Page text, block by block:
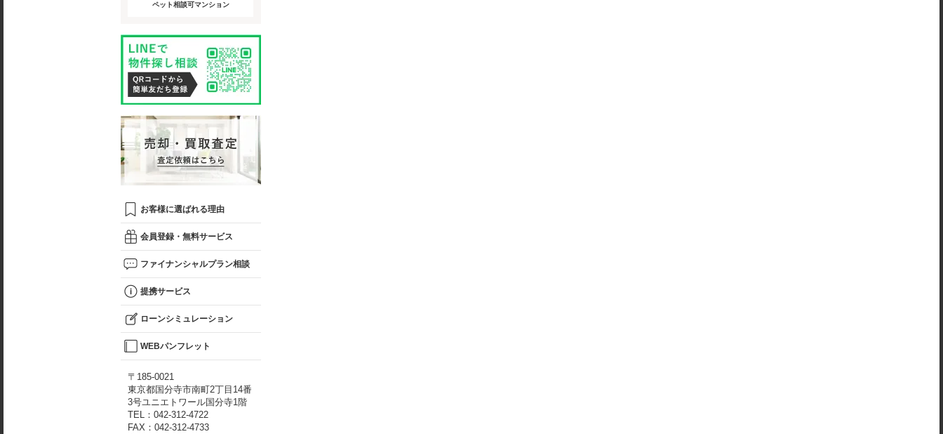
ペット相談可マンション
お客様に選ばれる理由
会員登録・無料サービス
ファイナンシャルプラン相談
提携サービス
ローンシミュレーション
WEBパンフレット
〒185-0021
東京都国分寺市南町2丁目14番
3号ユニエトワール国分寺1階
TEL：042-312-4722
FAX：042-312-4733